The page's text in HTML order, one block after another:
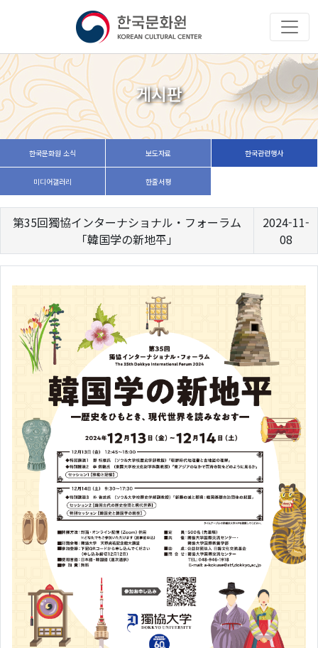
게시판
한국문화원 소식 보도자료 한국관련행사
미디어갤러리 한줄서평
第35回獨協インターナショナル・フォーラム
「韓国学の新地平」
2024-11-
08